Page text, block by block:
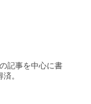
記事を中心に書
。